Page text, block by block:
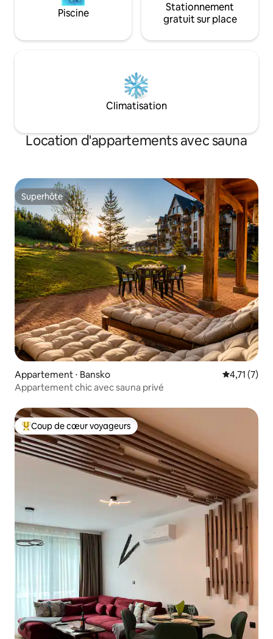
Piscine
Stationnement
gratuit sur place
Climatisation
Location d'appartements avec sauna
Superhôte
Superhôte
Appartement ⋅ Bansko Évaluation
4,71 (7)
Appartement chic avec sauna privé
Coups de cœur voyageurs les plus appréciés
Coup de cœur voyageurs